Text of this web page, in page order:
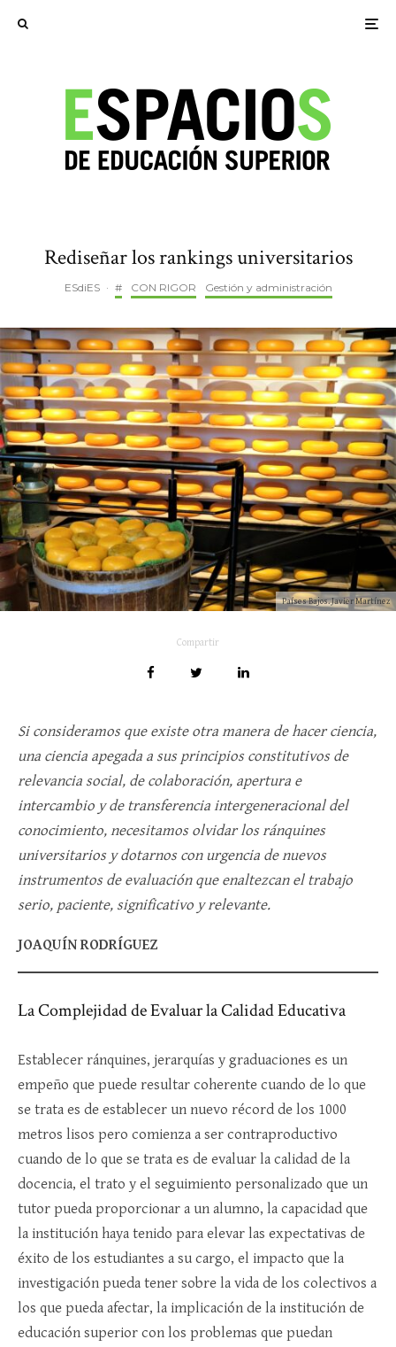
Rediseñar los rankings universitarios
ESdiES · # CON RIGOR Gestión y administración
Países Bajos. Javier Martínez
Compartir
Si consideramos que existe otra manera de hacer ciencia,
una ciencia apegada a sus principios constitutivos de
relevancia social, de colaboración, apertura e
intercambio y de transferencia intergeneracional del
conocimiento, necesitamos olvidar los ránquines
universitarios y dotarnos con urgencia de nuevos
instrumentos de evaluación que enaltezcan el trabajo
serio, paciente, significativo y relevante.
JOAQUÍN RODRÍGUEZ
La Complejidad de Evaluar la Calidad Educativa
Establecer ránquines, jerarquías y graduaciones es un
empeño que puede resultar coherente cuando de lo que
se trata es de establecer un nuevo récord de los 1000
metros lisos pero comienza a ser contraproductivo
cuando de lo que se trata es de evaluar la calidad de la
docencia, el trato y el seguimiento personalizado que un
tutor pueda proporcionar a un alumno, la capacidad que
la institución haya tenido para elevar las expectativas de
éxito de los estudiantes a su cargo, el impacto que la
investigación pueda tener sobre la vida de los colectivos a
los que pueda afectar, la implicación de la institución de
educación superior con los problemas que puedan